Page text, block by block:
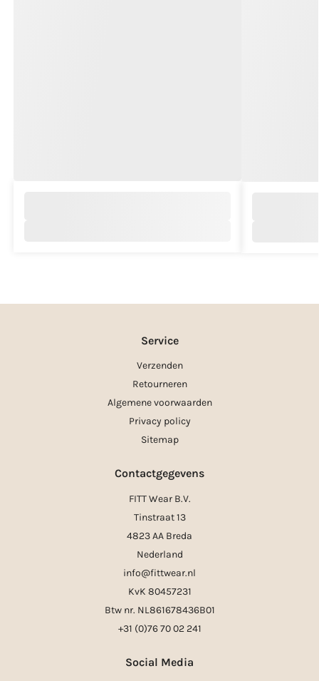
Service
Verzenden
Retourneren
Algemene voorwaarden
Privacy policy
Sitemap
Contactgegevens
FITT Wear B.V.
Tinstraat 13
4823 AA Breda
Nederland
info@fittwear.nl
KvK 80457231
Btw nr. NL861678436B01
+31 (0)76 70 02 241
Social Media